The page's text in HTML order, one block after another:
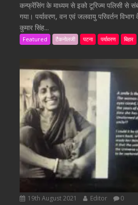
कन्फ्रेंसिंग के माध्यम से इको टूरिज्म पलिसी से
गया। पर्यावरण, वन एवं जलवायु परिवर्तन
कुमार सिंह...
Featured टैकनोलजी पटना पर्यावरण बिहार
19th August 2021 Editor 0